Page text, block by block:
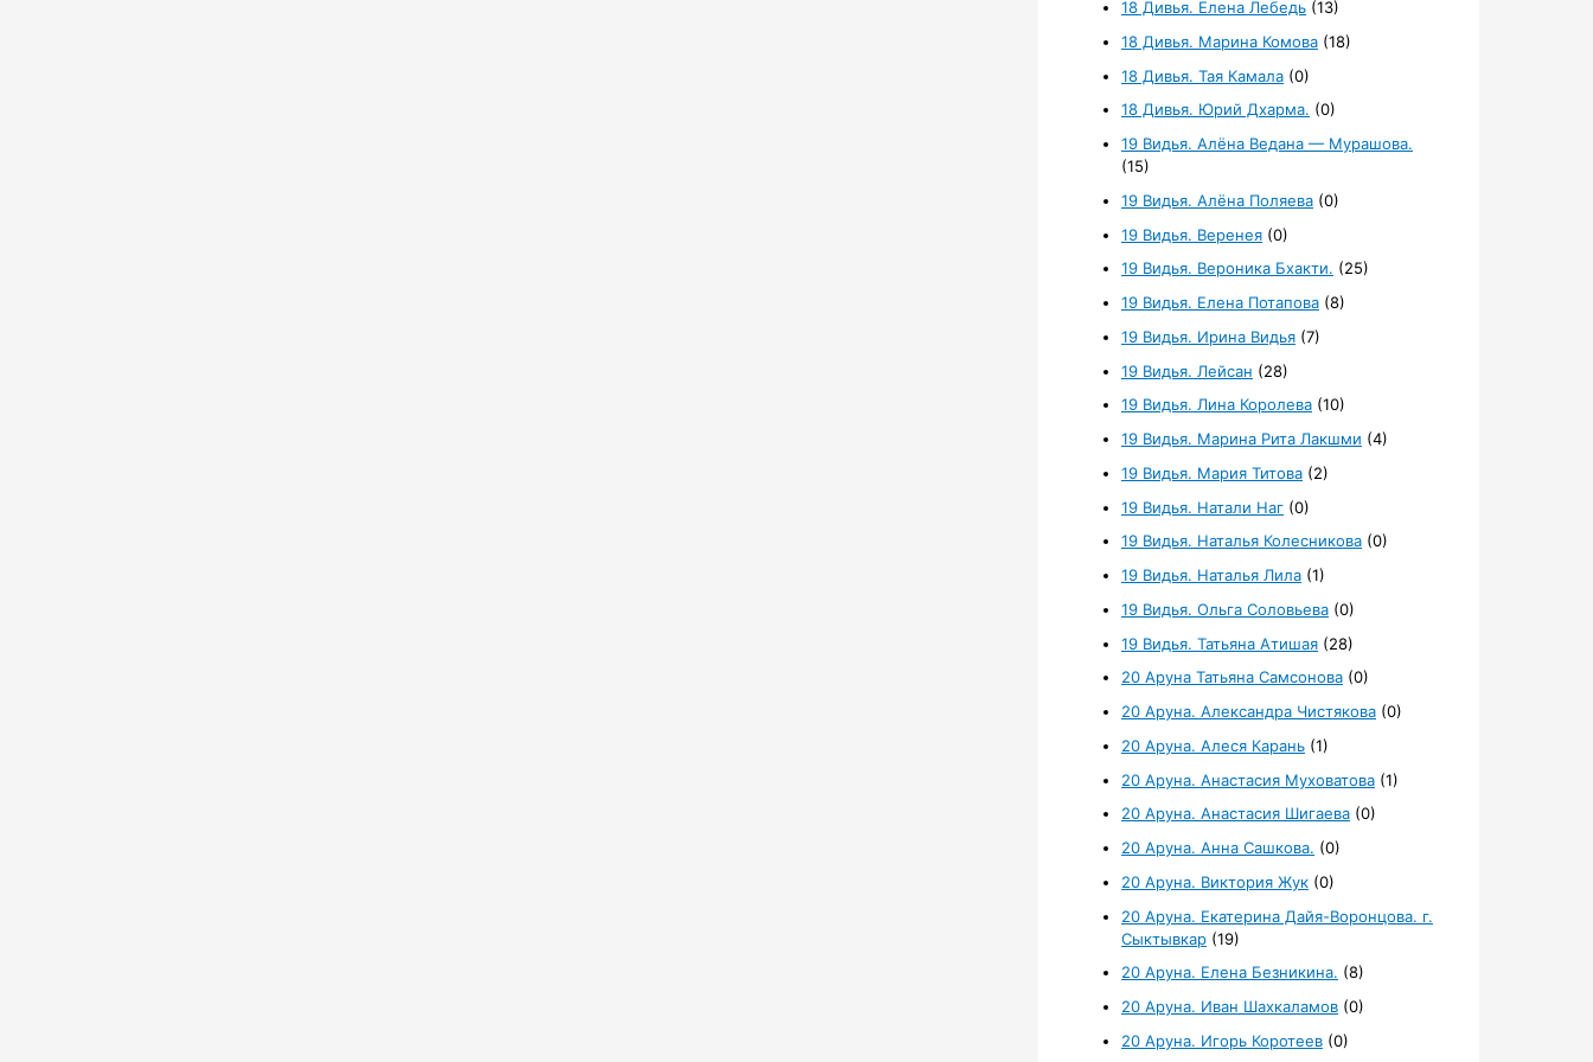
18 Дивья. Елена Лебедь (13)
18 Дивья. Марина Комова (18)
18 Дивья. Тая Камала (0)
18 Дивья. Юрий Дхарма. (0)
19 Видья. Алёна Ведана — Мурашова.
(15)
19 Видья. Алёна Поляева (0)
19 Видья. Веренея (0)
19 Видья. Вероника Бхакти. (25)
19 Видья. Елена Потапова (8)
19 Видья. Ирина Видья (7)
19 Видья. Лейсан (28)
19 Видья. Лина Королева (10)
19 Видья. Марина Рита Лакшми (4)
19 Видья. Мария Титова (2)
19 Видья. Натали Наг (0)
19 Видья. Наталья Колесникова (0)
19 Видья. Наталья Лила (1)
19 Видья. Ольга Соловьева (0)
19 Видья. Татьяна Атишая (28)
20 Аруна Татьяна Самсонова (0)
20 Аруна. Александра Чистякова (0)
20 Аруна. Алеся Карань (1)
20 Аруна. Анастасия Муховатова (1)
20 Аруна. Анастасия Шигаева (0)
20 Аруна. Анна Сашкова. (0)
20 Аруна. Виктория Жук (0)
20 Аруна. Екатерина Дайя-Воронцова. г.
Сыктывкар (19)
20 Аруна. Елена Безникина. (8)
20 Аруна. Иван Шахкаламов (0)
20 Аруна. Игорь Коротеев (0)